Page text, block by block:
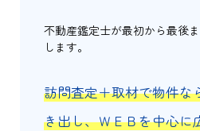
不動産鑑定士が最初から最後
します。
訪問査定＋取材で物件な
き出し、ＷＥＢを中心に